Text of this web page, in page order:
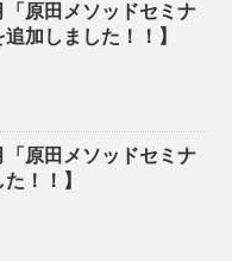
「原田メソッドセミナ
加しました！！】
「原田メソッドセミナ
！！】